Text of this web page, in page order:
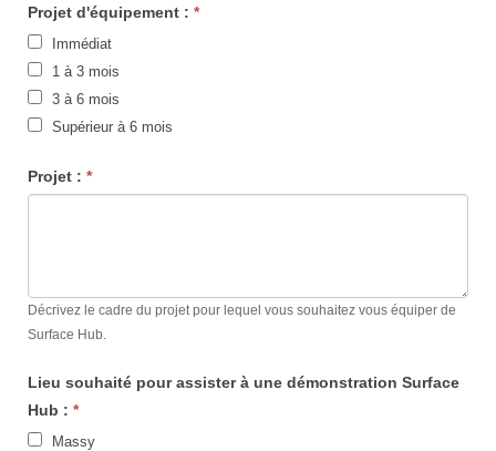
Projet d'équipement : *
Immédiat
1 à 3 mois
3 à 6 mois
Supérieur à 6 mois
Projet : *
Décrivez le cadre du projet pour lequel vous souhaitez vous équiper de
Surface Hub.
Lieu souhaité pour assister à une démonstration Surface
Hub : *
Massy